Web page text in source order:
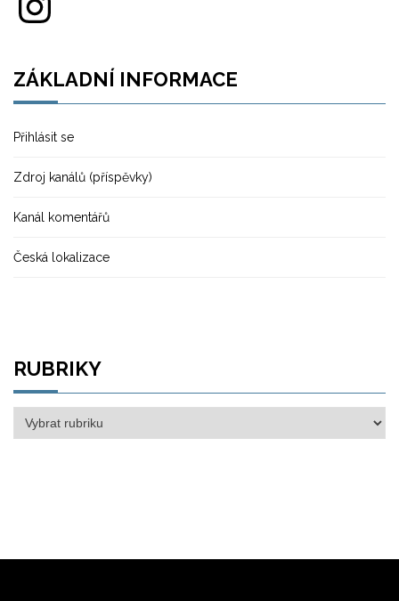
ZÁKLADNÍ INFORMACE
Přihlásit se
Zdroj kanálů (příspěvky)
Kanál komentářů
Česká lokalizace
RUBRIKY
Rubriky